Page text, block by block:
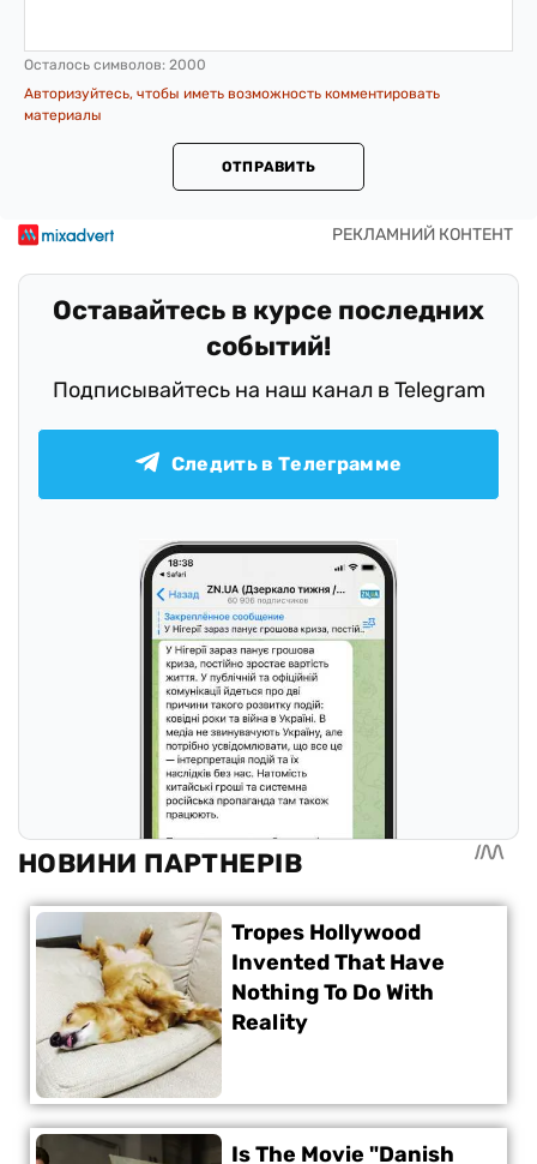
Осталось символов: 2000
Авторизуйтесь, чтобы иметь возможность комментировать
материалы
ОТПРАВИТЬ
Оставайтесь в курсе последних
событий!
Подписывайтесь на наш канал в Telegram
Следить в Телеграмме